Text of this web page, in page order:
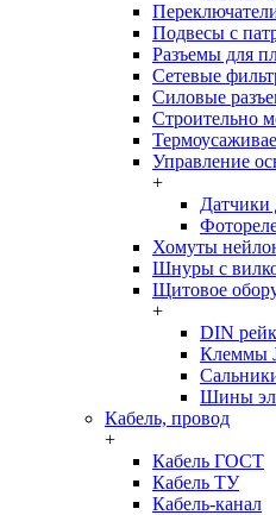
Подвесы с
Разъемы для
Сетевые
Силовые
Строительно
Управление
+
Датчики
Хомуты
Шнуры с
Щитовое
+
DIN
Клеммы
Шины
Кабель, провод
+
Кабель ГОСТ
Кабель ТУ
Кабель-канал